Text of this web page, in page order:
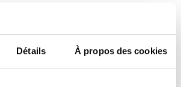
Détails À propos des cookies